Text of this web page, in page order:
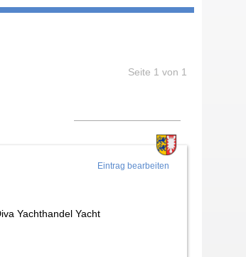
Seite 1 von 1
Eintrag bearbeiten
Yachthandel Yacht